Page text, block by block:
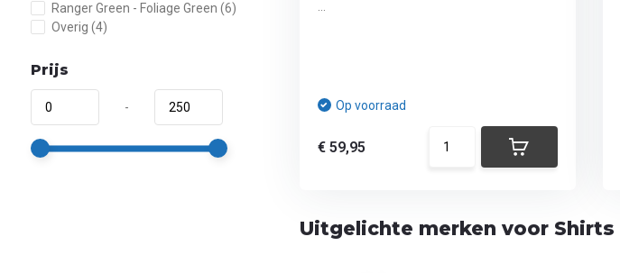
Ranger Green - Foliage Green (6)
Overig (4)
Prijs
- Op voorraad
€ 59,95
Uitgelichte merken voor Shirts